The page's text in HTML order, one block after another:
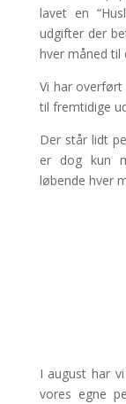
lavet en
udgifter der
hver måned til
Vi har
til fremtidige
Der står lidt
er dog kun
løbende hver
I august har
vores egne